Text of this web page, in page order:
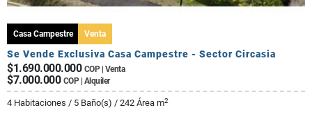
Casa Campestre Venta
Se Vende Exclusiva Casa Campestre - Sector Circasia
$1.690.000.000 COP | Venta
$7.000.000 COP | Alquiler
4 Habitaciones / 5 Baño(s) / 242 Área m2